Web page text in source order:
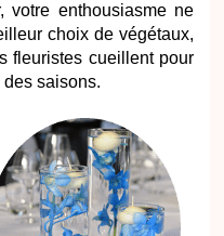
votre enthousiasme ne
choix de végétaux,
fleuristes cueillent pour
saisons.